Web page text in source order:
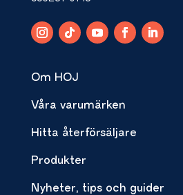
Om HOJ
Våra varumärken
Hitta återförsäljare
Produkter
Nyheter, tips och guider